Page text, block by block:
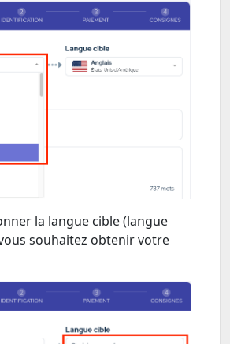
la langue cible (langue
souhaitez obtenir votre